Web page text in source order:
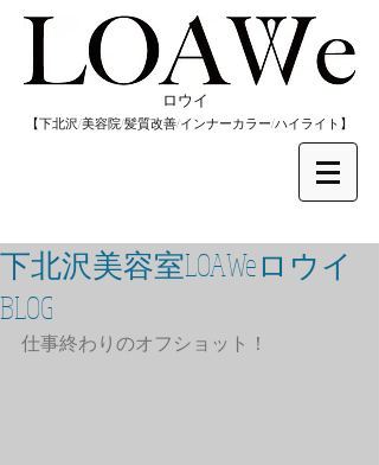
​ロウイ
​【下北沢/美容院/髪質改善/インナーカラー/​ハイライト】
下北沢美容室LOAWeロウイ
BLOG
仕事終わりのオフショット！